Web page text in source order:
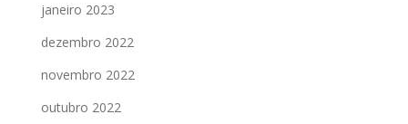
janeiro 2023
dezembro 2022
novembro 2022
outubro 2022